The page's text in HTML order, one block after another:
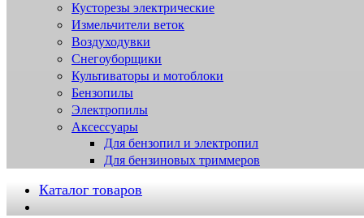
Кусторезы электрические
Измельчители веток
Воздуходувки
Снегоуборщики
Культиваторы и мотоблоки
Бензопилы
Электропилы
Аксессуары
Для бензопил и электропил
Для бензиновых триммеров
Каталог товаров